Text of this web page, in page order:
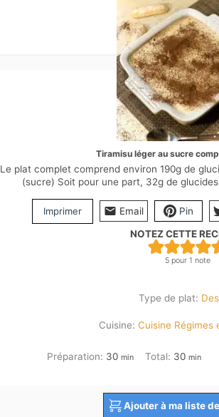
Tiramisu léger au sucre
Le plat complet comprend environ 190g de
(sucre) Soit pour une part, 32g de
Imprimer Email Pin
NOTEZ CETTE
5 pour 1 note
Type de plat:
Cuisine: Cuisine Régimes
Préparation: 30minutes
min Total: 30minutes
min
Ajouter à ma liste